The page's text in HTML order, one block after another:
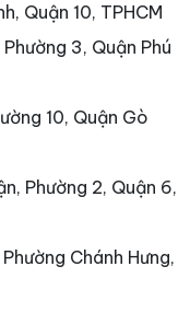
Quận 10, TPHCM
3, Quận Phú
10, Quận Gò
Phường 2, Quận 6,
Chánh Hưng,